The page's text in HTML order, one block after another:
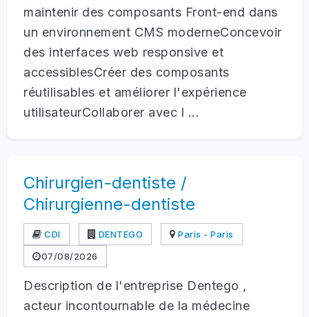
maintenir des composants Front-end dans
un environnement CMS moderneConcevoir
des interfaces web responsive et
accessiblesCréer des composants
réutilisables et améliorer l'expérience
utilisateurCollaborer avec l ...
Chirurgien-dentiste /
Chirurgienne-dentiste
CDI DENTEGO
Paris - Paris
07/08/2026
Description de l'entreprise Dentego ,
acteur incontournable de la médecine